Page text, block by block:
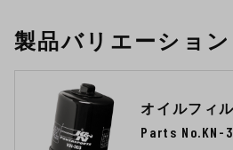
製品バリエーション
オイルフィ
Parts No.KN-